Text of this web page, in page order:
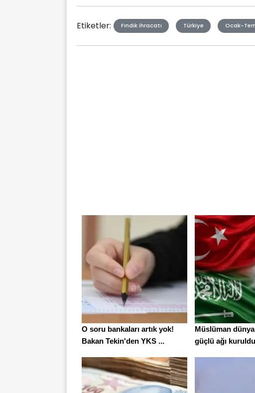
Etiketler: Fındık ihracatı Türkiye Ocak-
O soru bankaları artık yok!
Bakan Tekin'den YKS ...
Müslüman
güçlü ağı